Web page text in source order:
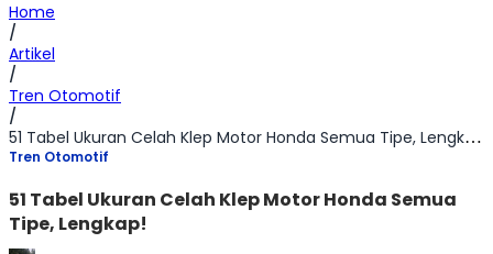
Home
/
Artikel
/
Tren Otomotif
/
51 Tabel Ukuran Celah Klep Motor Honda​ Semua Tipe, Lengkap!
Tren Otomotif
51 Tabel Ukuran Celah Klep Motor Honda​ Semua
Tipe, Lengkap!